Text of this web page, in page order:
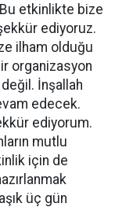
etkinlikte bize
ediyoruz.
ilham olduğu
organizasyon
İnşallah
edecek.
ediyorum.
mutlu
için de
üç gün